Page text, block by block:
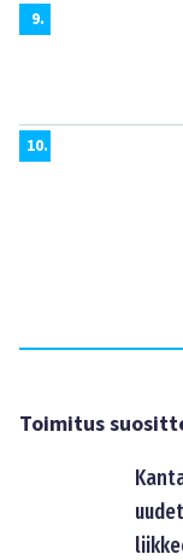
9.
10.
Toimitus